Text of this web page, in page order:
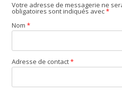
Votre adresse de messagerie ne
obligatoires sont indiqués avec*
Nom *
Adresse de contact*